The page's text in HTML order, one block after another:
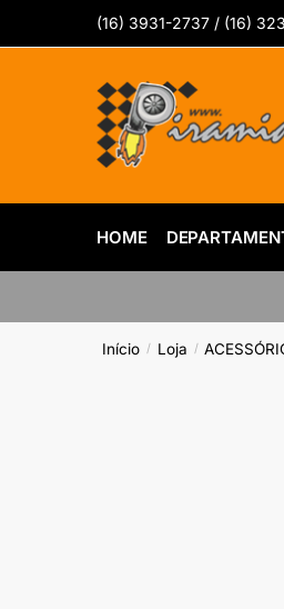
(16) 3931-2737 / (16)
HOME
Início / Loja /